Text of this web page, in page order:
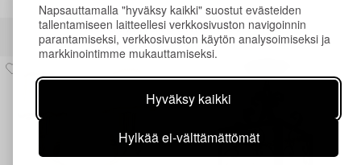
Napsauttamalla "hyväksy kaikki" suostut evästeiden
tallentamiseen laitteellesi verkkosivuston navigoinnin
parantamiseksi, verkkosivuston käytön analysoimiseksi ja
markkinointimme mukauttamiseksi.
Hyväksy kaikki
Hylkää ei-välttämättömät
Muiden katsomia kohteita